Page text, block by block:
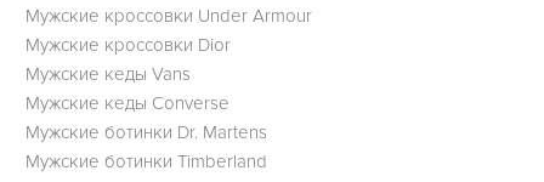
Мужские кроссовки Under Armour
Мужские кроссовки Dior
Мужские кеды Vans
Мужские кеды Converse
Мужские ботинки Dr. Martens
Мужские ботинки Timberland